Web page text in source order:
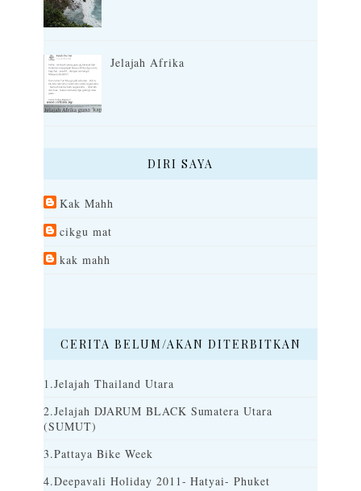
Jelajah Afrika
DIRI SAYA
Kak Mahh
cikgu mat
kak mahh
CERITA BELUM/AKAN DITERBITKAN
1.Jelajah Thailand Utara
2.Jelajah DJARUM BLACK Sumatera Utara
(SUMUT)
3.Pattaya Bike Week
4.Deepavali Holiday 2011- Hatyai- Phuket